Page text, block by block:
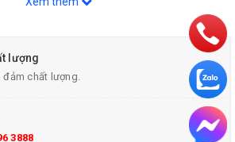
lượng
đảm chất lượng.
3888